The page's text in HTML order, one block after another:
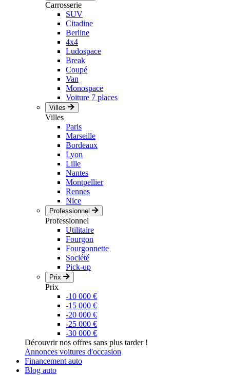
Carrosserie
SUV
Citadine
Berline
4x4
Ludospace
Break
Coupé
Van
Monospace
Voiture 7 places
Villes
Villes
Paris
Marseille
Bordeaux
Lyon
Lille
Nantes
Montpellier
Rennes
Nice
Professionnel
Professionnel
Utilitaire
Fourgon
Fourgonnette
Société
Pick-up
Prix
Prix
-10 000 €
-15 000 €
-20 000 €
-25 000 €
-30 000 €
Découvrir nos offres sans plus tarder !
Annonces voitures d'occasion
Financement auto
Blog auto